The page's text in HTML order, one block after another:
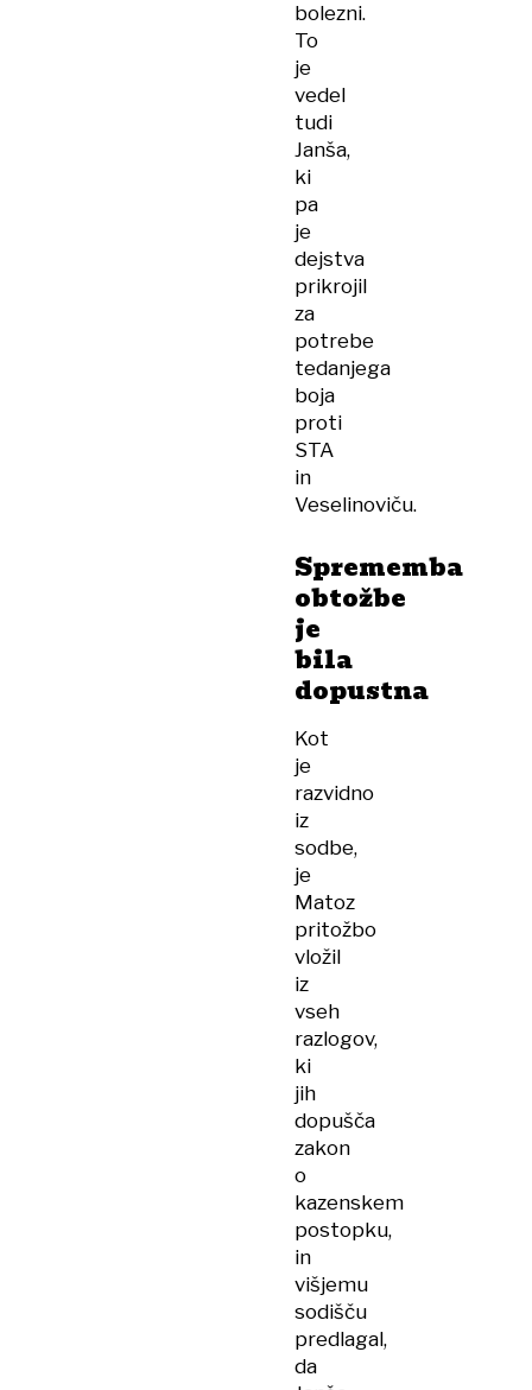
bolezni.
To
je
vedel
tudi
Janša,
ki
pa
je
dejstva
prikrojil
za
potrebe
tedanjega
boja
proti
STA
in
Veselinoviču.
Sprememba
obtožbe
je
bila
dopustna
Kot
je
razvidno
iz
sodbe,
je
Matoz
pritožbo
vložil
iz
vseh
razlogov,
ki
jih
dopušča
zakon
o
kazenskem
postopku,
in
višjemu
sodišču
predlagal,
da